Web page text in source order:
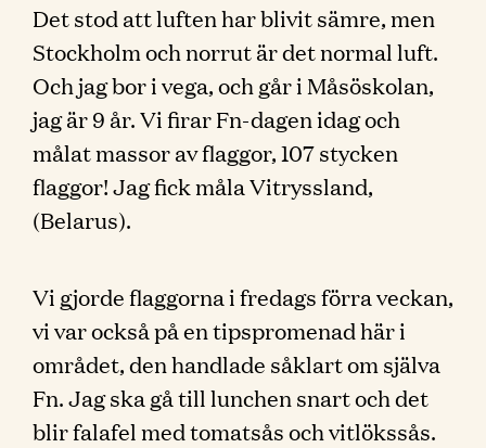
Det stod att luften har blivit sämre, men
Stockholm och norrut är det normal luft.
Och jag bor i vega, och går i Måsöskolan,
jag är 9 år. Vi firar Fn-dagen idag och
målat massor av flaggor, 107 stycken
flaggor! Jag fick måla Vitryssland,
(Belarus).
Vi gjorde flaggorna i fredags förra veckan,
vi var också på en tipspromenad här i
området, den handlade såklart om själva
Fn. Jag ska gå till lunchen snart och det
blir falafel med tomatsås och vitlökssås.